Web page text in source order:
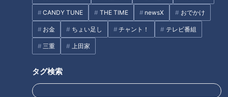
CANDY TUNE THE TIME newsX おでかけ
お金 ちょい足し チャント！ テレビ番組
三重 上田家
タグ検索
「半分くらい気持ちが…？」しまなみ海道ロケの
2人の距離感にやきもき♡